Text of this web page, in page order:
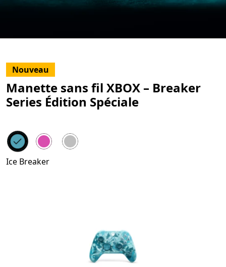
Nouveau
Manette sans fil XBOX – Breaker
Series Édition Spéciale
Ice Breaker